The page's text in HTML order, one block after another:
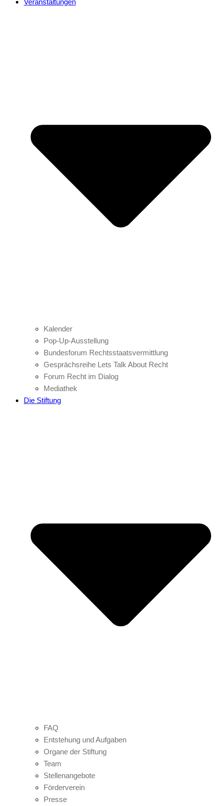
Veranstaltungen
Kalender
Pop-Up-Ausstellung
Bundesforum Rechtsstaatsvermittlung
Gesprächsreihe Lets Talk About Recht
Forum Recht im Dialog
Mediathek
Die Stiftung
FAQ
Entstehung und Aufgaben
Organe der Stiftung
Team
Stellenangebote
Förderverein
Presse